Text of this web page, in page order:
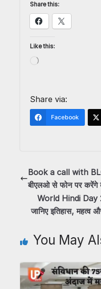
Share this:
Like this:
Share via:
Facebook
Book a call with
बीएलओ से फोन पर करेंगे
World Hindi Day
जानिए इतिहास, महत्व
You May